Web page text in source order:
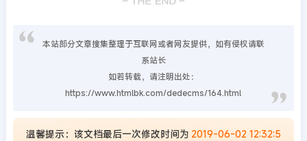
本站部分文章搜集整理于互联网或者网友提供，如有侵权请联
系站长
如若转载，请注明出处：
https://www.htmlbk.com/dedecms/164.html
温馨提示：该文档最后一次修改时间为 2019-06-02 12:32:5